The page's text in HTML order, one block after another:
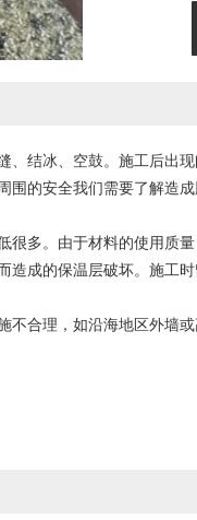
、结冰、空鼓。施工后出
的安全我们需要了解造成
多。由于材料的使用质
成的保温层破坏。施工
合理，如沿海地区外墙